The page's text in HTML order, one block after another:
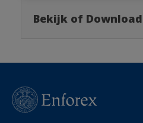
Bekijk of